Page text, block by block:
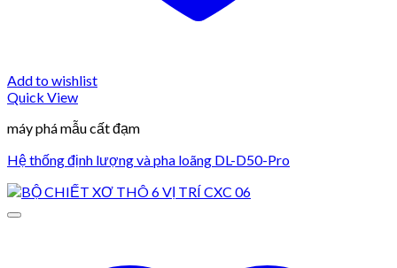
Add to wishlist
Quick View
máy phá mẫu cất đạm
Hệ thống định lượng và pha loãng DL-D50-Pro